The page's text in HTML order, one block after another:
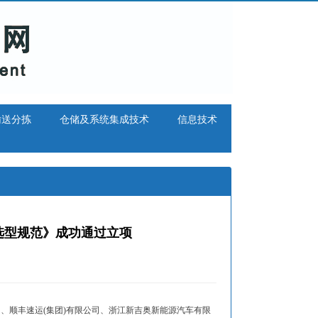
分拣 仓储及系统集成技术 信息技术
规范》成功通过立项
顺丰速运(集团)有限公司、浙江新吉奥新能源汽车有限